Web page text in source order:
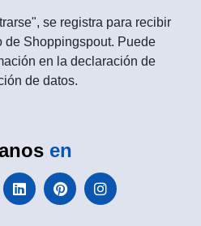
se registra para recibir
de Shoppingspout. Puede
en la declaración de
de datos.
en